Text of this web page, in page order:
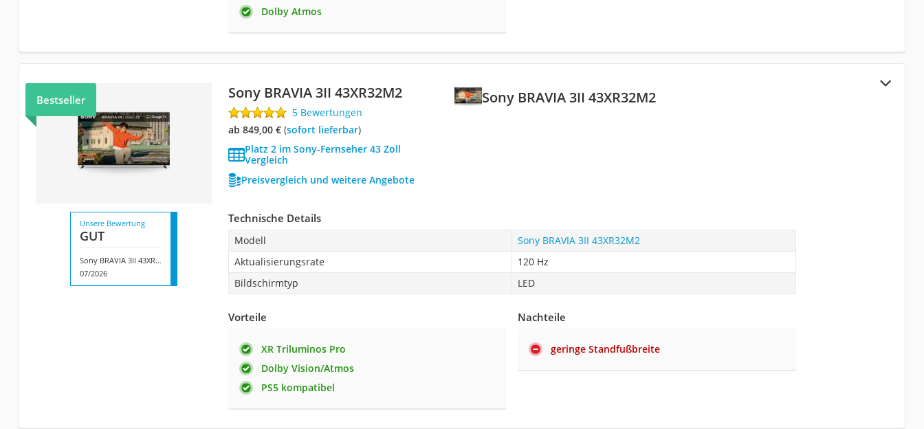
Dolby Atmos
Sony BRAVIA 3II 43XR32M2
Bestseller Sony BRAVIA 3II 43XR32M2
5 Bewertungen
ab 849,00 €( Sofort lieferbar)
Platz 2 im Sony-Fernseher 43 Zoll
Vergleich
Preisvergleich und weitere Angebote
Unsere Bewertung
GUT
Sony BRAVIA 3II 43XR32M2
07/2026
Technische Details
Modell
Sony BRAVIA 3II 43XR32M2
Aktualisierungsrate
120 Hz
Bildschirmtyp
LED
Vorteile
XR Triluminos Pro
Dolby Vision/Atmos
PS5 kompatibel
Nachteile
geringe Standfußbreite